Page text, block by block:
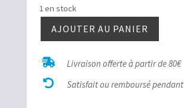
1 en stock
quantité
Microderoceras Angleterre
AJOUTER AU PANIER
 Livraison offerte à partir de 80€
 Satisfait ou remboursé